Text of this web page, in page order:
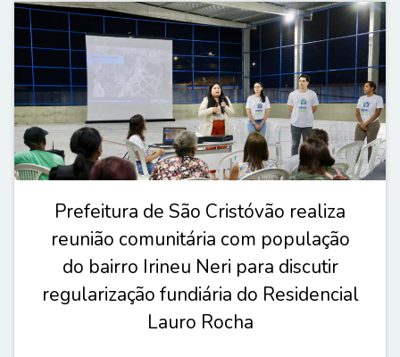
Prefeitura de São Cristóvão realiza
reunião comunitária com população
do bairro Irineu Neri para discutir
regularização fundiária do Residencial
Lauro Rocha